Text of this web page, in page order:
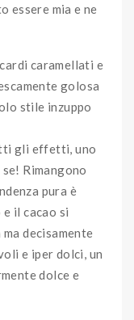
essere mia e ne
caramellati e
golosa
stile inzuppo
gli effetti, uno
Rimangono
pura è
il cacao si
decisamente
e iper dolci, un
dolce e